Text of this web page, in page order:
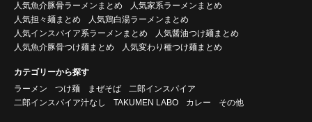
人気魚介豚骨ラーメンまとめ
人気家系ラーメンまとめ
人気担々麺まとめ
人気鶏白湯ラーメンまとめ
人気インスパイア系ラーメンまとめ
人気醤油つけ麺まとめ
人気魚介豚骨つけ麺まとめ
人気変わり種つけ麺まとめ
カテゴリーから探す
ラーメン
つけ麺 まぜそば
二郎インスパイア
二郎インスパイア汁なし
TAKUMEN LABO カレー その他